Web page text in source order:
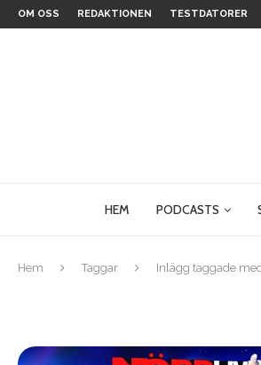
OM OSS REDAKTIONEN TESTDATORER
HEM PODCASTS
Hem Taggar Inlägg taggade